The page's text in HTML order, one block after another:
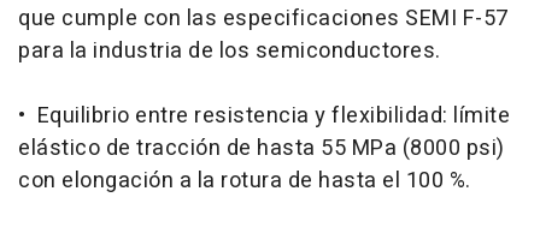
que cumple con las especificaciones SEMI F-57
para la industria de los semiconductores.
• Equilibrio entre resistencia y flexibilidad: límite
elástico de tracción de hasta 55 MPa (8000 psi)
con elongación a la rotura de hasta el 100 %.